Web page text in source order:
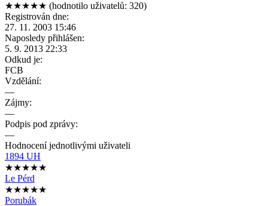
★★★★★ (hodnotilo uživatelů: 320)
Registrován dne:
27. 11. 2003 15:46
Naposledy přihlášen:
5. 9. 2013 22:33
Odkud je:
FCB
Vzdělání:
—
Zájmy:
—
Podpis pod zprávy:
—
Hodnocení jednotlivými uživateli
1894 UH
★★★★★
Le Pérd
★★★★★
Porubák